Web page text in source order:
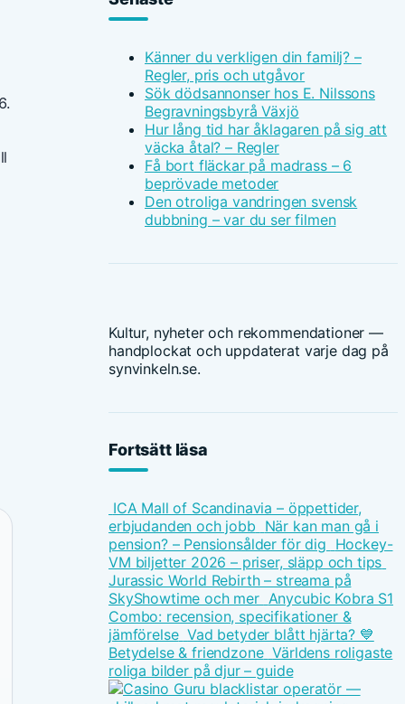
Känner du verkligen din familj? –
Regler, pris och utgåvor
Sök dödsannonser hos E. Nilssons
Begravningsbyrå Växjö
Hur lång tid har åklagaren på sig att
väcka åtal? – Regler
Få bort fläckar på madrass – 6
beprövade metoder
Den otroliga vandringen svensk
dubbning – var du ser filmen
Kultur, nyheter och rekommendationer —
handplockat och uppdaterat varje dag på
synvinkeln.se.
Fortsätt läsa
ICA Mall of Scandinavia – öppettider,
erbjudanden och jobb När kan man gå i
pension? – Pensionsålder för dig Hockey-
VM biljetter 2026 – priser, släpp och tips
Jurassic World Rebirth – streama på
SkyShowtime och mer Anycubic Kobra S1
Combo: recension, specifikationer &
jämförelse Vad betyder blått hjärta? 💙
Betydelse & friendzone Världens roligaste
roliga bilder på djur – guide